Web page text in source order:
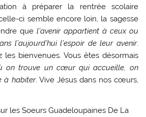
à préparer la rentrée scolaire
ci semble encore loin, la sagesse
que l’avenir appartient à ceux ou
l’aujourd’hui l’espoir de leur avenir.
les bienvenues. Vous êtes désormais
on trouve un cœur qui accueille, on
à habiter. Vive Jésus dans nos cœurs,
les Soeurs Guadeloupaines De La